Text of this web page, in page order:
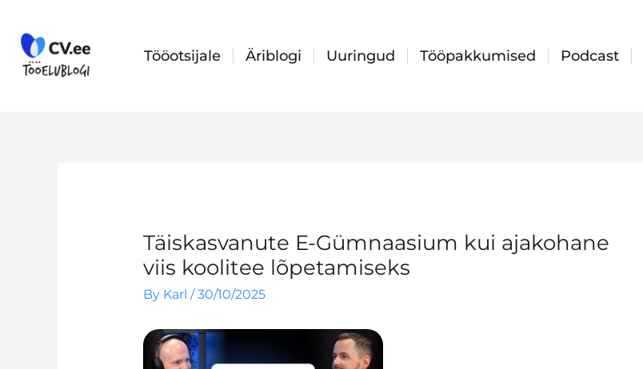
content
Tööotsijale Äriblogi Uuringud Tööpakkumised Podcast
Täiskasvanute E-Gümnaasium kui ajakohane
viis koolitee lõpetamiseks
By Karl /30/10/2025